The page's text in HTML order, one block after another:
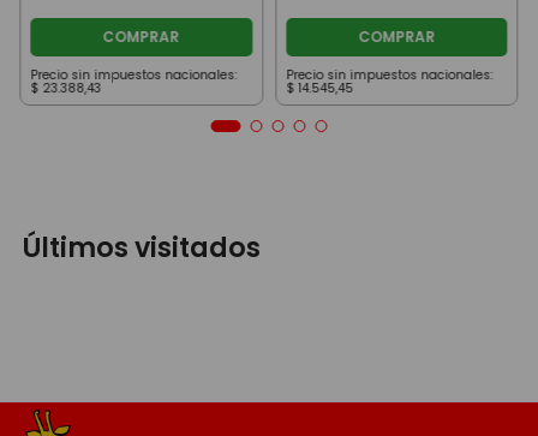
COMPRAR
Precio sin impuestos nacionales:
$ 23.388,43
COMPRAR
Precio sin impuestos nacionales:
$ 14.545,45
Últimos visitados